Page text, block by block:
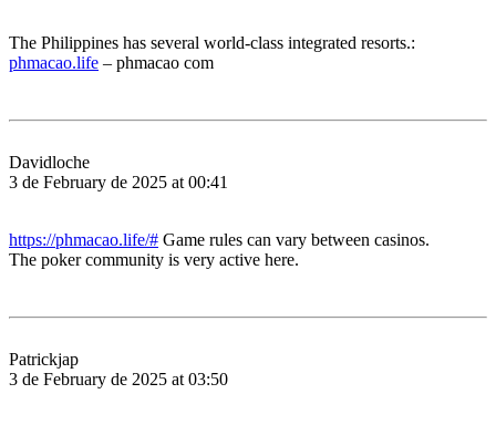
The Philippines has several world-class integrated resorts.:
phmacao.life – phmacao com
Davidloche
3 de February de 2025 at 00:41
https://phmacao.life/# Game rules can vary between casinos.
The poker community is very active here.
Patrickjap
3 de February de 2025 at 03:50